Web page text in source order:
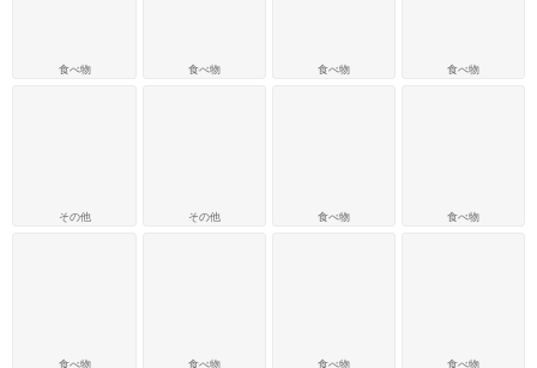
食べ物
その他
食べ物
食べ物
その他
食べ物
食べ物
食べ物
食べ物
食べ物
食べ物
食べ物